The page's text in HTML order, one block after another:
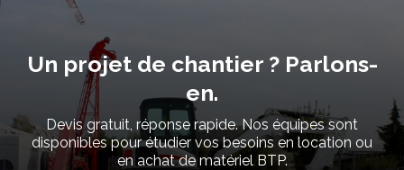
Un projet de chantier ? Parlons-
en.
Devis gratuit, réponse rapide. Nos équipes sont
disponibles pour étudier vos besoins en location ou
en achat de matériel BTP.